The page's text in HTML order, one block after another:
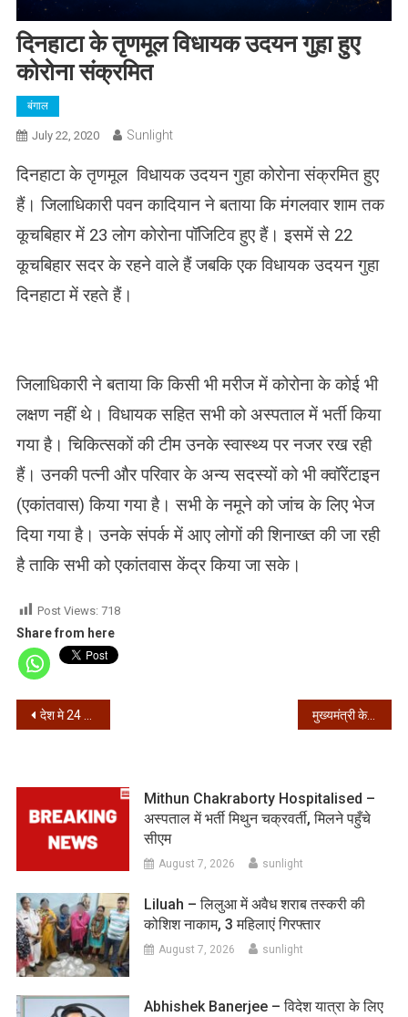
दिनहाटा के तृणमूल विधायक उदयन गुहा हुए
कोरोना संक्रमित
बंगाल
July 22, 2020 Sunlight
दिनहाटा के तृणमूल विधायक उदयन गुहा कोरोना संक्रमित हुए
हैं। जिलाधिकारी पवन कादियान ने बताया कि मंगलवार शाम तक
कूचबिहार में 23 लोग कोरोना पॉजिटिव हुए हैं। इसमें से 22
कूचबिहार सदर के रहने वाले हैं जबकि एक विधायक उदयन गुहा
दिनहाटा में रहते हैं।
जिलाधिकारी ने बताया कि किसी भी मरीज में कोरोना के कोई भी
लक्षण नहीं थे। विधायक सहित सभी को अस्पताल में भर्ती किया
गया है। चिकित्सकों की टीम उनके स्वास्थ्य पर नजर रख रही
हैं। उनकी पत्नी और परिवार के अन्य सदस्यों को भी क्वॉरेंटाइन
(एकांतवास) किया गया है। सभी के नमूने को जांच के लिए भेज
दिया गया है। उनके संपर्क में आए लोगों की शिनाख्त की जा रही
है ताकि सभी को एकांतवास केंद्र किया जा सके।
Post Views: 718
Share from here
Post
देश मे 24 घंटे में कोरोना के 37724 नए मामले मुख्यमंत्री के बड़े भाई अग्रसेन गहलोत के घर ईडी की रेड
Mithun Chakraborty Hospitalised –
अस्पताल में भर्ती मिथुन चक्रवर्ती, मिलने पहुँचे
सीएम
August 7, 2026 sunlight
Liluah – लिलुआ में अवैध शराब तस्करी की
कोशिश नाकाम, 3 महिलाएं गिरफ्तार
August 7, 2026 sunlight
Abhishek Banerjee – विदेश यात्रा के लिए